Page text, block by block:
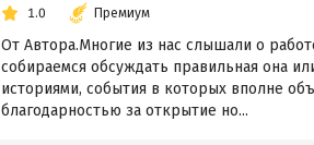
1.0 Премиум
От Автора.Многие из нас слышали о
собираемся обсуждать правильная она
историями, события в которых вполне
благодарностью за открытие но...